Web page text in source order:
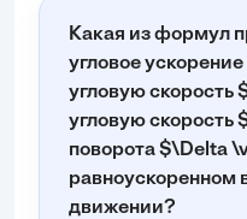
Какая из формул
угловое
угловую скорость
угловую скорость
поворота $\Delta
равноускоренном
движении?